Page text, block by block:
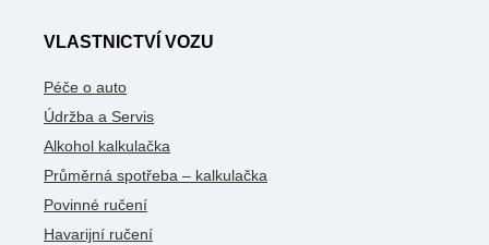
VLASTNICTVÍ VOZU
Péče o auto
Údržba a Servis
Alkohol kalkulačka
Průměrná spotřeba – kalkulačka
Povinné ručení
Havarijní ručení